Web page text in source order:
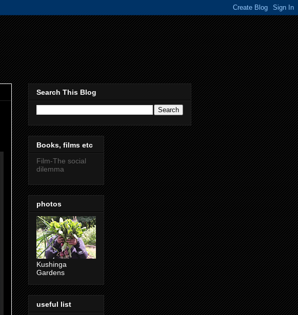
Search This Blog
Books, films etc
Film-The social
dilemma
photos
Kushinga
Gardens
useful list